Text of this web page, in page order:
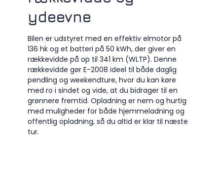
ydeevne
Bilen er udstyret med en effektiv elmotor på
136 hk og et batteri på 50 kWh, der giver en
rækkevidde på op til 341 km (WLTP). Denne
rækkevidde gør E-2008 ideel til både daglig
pendling og weekendture, hvor du kan køre
med ro i sindet og vide, at du bidrager til en
grønnere fremtid. Opladning er nem og hurtig
med muligheder for både hjemmeladning og
offentlig opladning, så du altid er klar til næste
tur.